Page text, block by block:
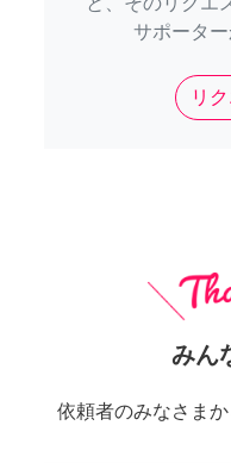
サポーター
リ
みん
依頼者のみなさま